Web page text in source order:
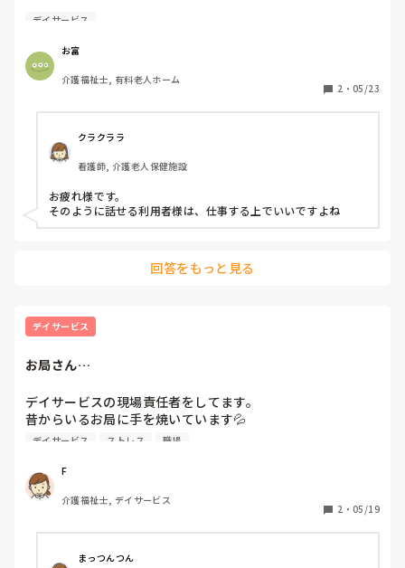
私「この間、3段しかない階段で転んだんですよね〜。久し
って話をし。
「まだ残っていたのね？！早く帰りなさい。お風呂介助もし
て、大変だったろうに…また階段で転ぶよ？」
デイサービス
お富
介護福祉士, 有料老人ホーム
2 ・ 05/23
クラクララ
看護師, 介護老人保健施設
お疲れ様です。
そのように話せる利用者様は、仕事する上でいいですよね
回答をもっと見る
デイサービス
お局さん…
デイサービスの現場責任者をしてます。
昔からいるお局に手を焼いています💦
導）、その新人のこと自分の子分のように手懐けてしまいま
した💦
人がいないと平気で、利用者の前で言うし…
けど、移乗や車椅子送迎、遅番出来ないとかNGあるのに平
気で人のことは言うし…
デイサービス ストレス 職場
F
介護福祉士, デイサービス
2 ・ 05/19
まっつんつん